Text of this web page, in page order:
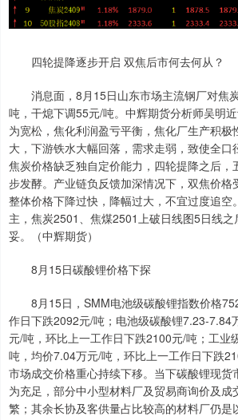
四轮提降逐步开启 双焦后市何去何从？
消息面，8月15日山东市场主流钢厂对焦
吨，干熄下调55元/吨。中辉期货分析师吴明
为宽松，焦化利润盈亏平衡，焦化厂生产积极
大，下游铁水大幅回落，需求走弱，致使全口
焦炭价格缺乏独自定价能力，四轮提降之后，
步发酵。产业链负反馈加深情况下，双焦价格
整体价格下降过快，降幅过大，不宜过度追空
主，焦炭2501、焦煤2501上破日线图5日线
妥。（中辉期货）
8月15日碳酸锂价格下探
8月15日，SMM电池级碳酸锂指数价格
作日下跌2092元/吨；电池级碳酸锂7.23-7.84
元/吨，环比上一工作日下跌2100元/吨；工业
吨，均价7.04万元/吨，环比上一工作日下跌
市场成交价格重心持续下移。当下碳酸锂现货
为充足，部分中小型材料厂及贸易商询价及成
繁；其余长协及客供量占比较高的材料厂仍是